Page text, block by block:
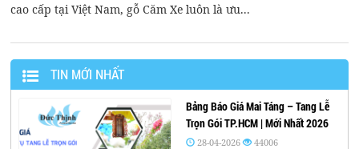
cao cấp tại Việt Nam, gỗ Căm Xe luôn là ưu...
TIN MỚI NHẤT
Bảng Báo Giá Mai Táng – Tang Lễ
Trọn Gói TP.HCM | Mới Nhất 2026
28-04-2026 44006